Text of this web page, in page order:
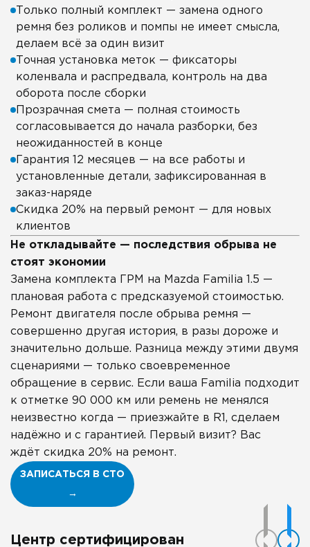
Только полный комплект — замена одного
ремня без роликов и помпы не имеет смысла,
делаем всё за один визит
Точная установка меток — фиксаторы
коленвала и распредвала, контроль на два
оборота после сборки
Прозрачная смета — полная стоимость
согласовывается до начала разборки, без
неожиданностей в конце
Гарантия 12 месяцев — на все работы и
установленные детали, зафиксированная в
заказ-наряде
Скидка 20% на первый ремонт — для новых
клиентов
Не откладывайте — последствия обрыва не
стоят экономии
Замена комплекта ГРМ на Mazda Familia 1.5 —
плановая работа с предсказуемой стоимостью.
Ремонт двигателя после обрыва ремня —
совершенно другая история, в разы дороже и
значительно дольше. Разница между этими двумя
сценариями — только своевременное
обращение в сервис. Если ваша Familia подходит
к отметке 90 000 км или ремень не менялся
неизвестно когда — приезжайте в R1, сделаем
надёжно и с гарантией. Первый визит? Вас
ждёт скидка 20% на ремонт.
ЗАПИСАТЬСЯ В СТО
→
Центр сертифицирован